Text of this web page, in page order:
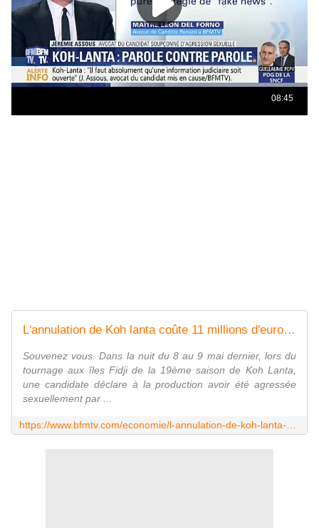
L'annulation de Koh lanta coûte 11 millions d'euros à son producteur
Souvenez vous. Dans la nuit du 8 au 9 mai dernier, lors du
tournage aux îles Fidji de la 19ème saison de Koh Lanta,
une candidate déclare à la production avoir été agressée
sexuellement par ...